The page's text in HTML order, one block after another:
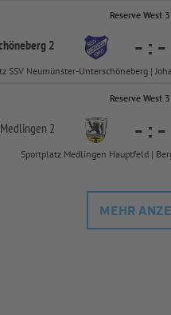
Reserve West
2 - : -
SSV Neumünster-Unterschöneberg |
Reserve West
Medlingen 2 - : -
Sportplatz Medlingen Hauptfeld |
MEHR